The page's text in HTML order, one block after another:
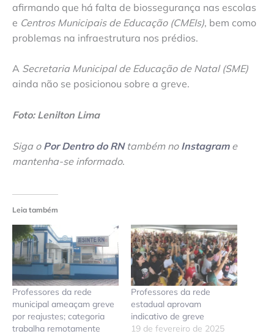
afirmando que há falta de biossegurança nas escolas
e Centros Municipais de Educação (CMEIs), bem como
problemas na infraestrutura nos prédios.
A Secretaria Municipal de Educação de Natal (SME)
ainda não se posicionou sobre a greve.
Foto: Lenilton Lima
Siga o Por Dentro do RNtambém no Instagrame
mantenha-se informado.
Leia também
Professores da rede
municipal ameaçam greve
por reajustes; categoria
trabalha remotamente
Professores da rede
estadual aprovam
indicativo de greve
19 de fevereiro de 2025